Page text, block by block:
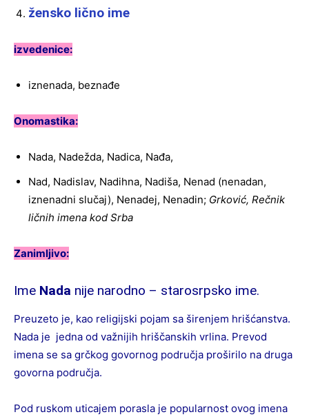
žensko lično ime
izvedenice:
iznenada, beznađe
Onomastika:
Nada, Nadežda, Nadica, Nađa,
Nad, Nadislav, Nadihna, Nadiša, Nenad (nenadan,
iznenadni slučaj), Nenadej, Nenadin; Grković, Rečnik
ličnih imena kod Srba
Zanimljivo:
Ime Nada nije narodno – starosrpsko ime.
Preuzeto je, kao religijski pojam sa širenjem hrišćanstva.
Nada je jedna od važnijih hriščanskih vrlina. Prevod
imena se sa grčkog govornog područja proširilo na druga
govorna područja.
Pod ruskom uticajem porasla je popularnost ovog imena